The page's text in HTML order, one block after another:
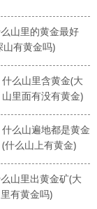
山里的黄金最好
山有黄金吗)
什么山里含黄金(大
山里面有没有黄金)
什么山遍地都是黄金
(什么山上有黄金)
山里出黄金矿(大
有黄金吗)